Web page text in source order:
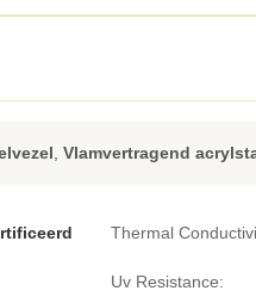
Vlamvertragend
Thermal
Uv Resistance: